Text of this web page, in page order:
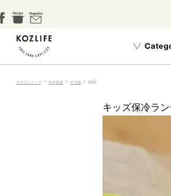
カテゴリトップ > 和洋食器 > 弁当箱 > mii